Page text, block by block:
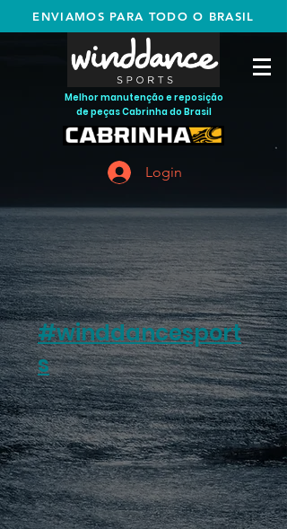
ENVIAMOS PARA TODO O BRASIL
Melhor manutenção e reposição
de peças Cabrinha do Brasil
Login
#winddancesport
s